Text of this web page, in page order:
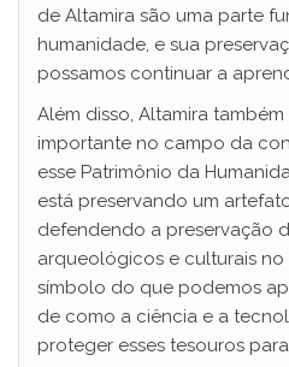
de Altamira são uma parte
humanidade, e sua
possamos continuar a
Além disso, Altamira
importante no campo da
esse Patrimônio da
está preservando um
defendendo a preservação
arqueológicos e culturais no
símbolo do que podemos
de como a ciência e a
proteger esses tesouros